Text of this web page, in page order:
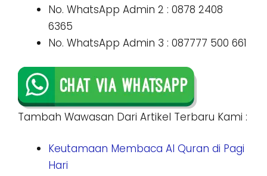
No. WhatsApp Admin 2 : 0878 2408
6365
No. WhatsApp Admin 3 : 087777 500 661
Tambah Wawasan Dari Artikel Terbaru Kami :
Keutamaan Membaca Al Quran di Pagi
Hari